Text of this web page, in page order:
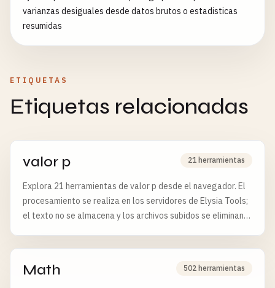
varianzas desiguales desde datos brutos o estadisticas
resumidas
ETIQUETAS
Etiquetas relacionadas
valor p 21 herramientas
Explora 21 herramientas de valor p desde el navegador. El
procesamiento se realiza en los servidores de Elysia Tools;
el texto no se almacena y los archivos subidos se eliminan
Math 502 herramientas